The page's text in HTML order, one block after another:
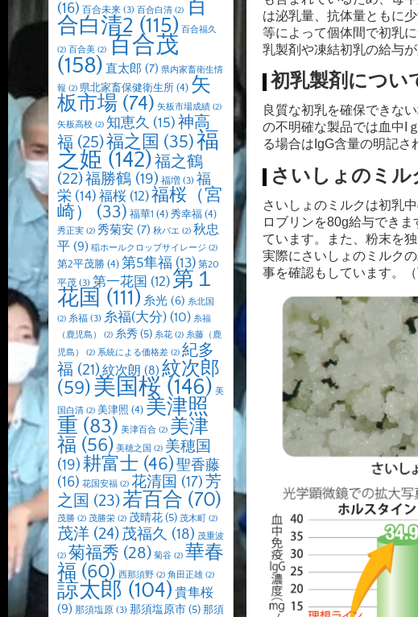
は泌乳量、抗体量ともに
等によって個体間で初乳
乳製剤や凍結初乳の給与が
初乳製剤につい
良質な初乳を確保できな
の不明確な製品では血中I
る場合はIgG含量の明記さ
さいしょのミル
さいしょのミルクは初乳
ロブリンを80g給与できま
ています。
また、 粉末を
実際にさいしょのミルク
事を確認もしています。（
(16) 百合未来 (3) 百合白清 (2) 百
合白清2 (115) 百合福久
(2) 百合美 (2)
百合茂
(158) 直太郎 (7) 県内家畜衛生情
報 (2) 県北家畜保健衛生所 (4) 矢
板市場 (74) 矢板市場成績 (2)
矢板高校 (2) 知恵久 (15) 神高
福 (25)福之国 (35)福
之姫 (142)福之鶴
(22)福勝鶴 (19) 福増 (3) 福
栄 (14) 福桜 (12)福桜（宮
崎）
(33) 福華1 (4) 秀幸福 (4)
秀正実 (2) 秀菊安 (7) 秋バエ (2) 秋忠
平 (9) 稲ホールクロップサイレージ (2)
第2平茂勝 (4) 第5隼福 (13) 第20
平茂 (3) 第一花国 (12) 第１
花国 (111) 糸光 (6) 糸北国
(2) 糸福 (3) 糸福(大分) (10) 糸福
（鹿児島）
(2) 糸秀 (5) 糸花 (2) 糸藤（鹿
児島）
(2) 系統による価格差 (2) 紀多
福 (21) 紋次朗 (8) 紋次郎
(59)美国桜 (146) 美
国白清 (2) 美津照 (4) 美津照
重 (83) 美津百合 (2) 美津
福 (56) 美穂之国 (2) 美穂国
(19)耕富士 (46)聖香藤
(16) 花国安福 (2) 花清国 (17)芳
之国 (23)若百合 (70)
茂勝 (2) 茂勝栄 (2) 茂晴花(5) 茂木町 (2)
茂洋 (24)茂福久 (18) 茂重波
(2) 菊福秀 (28) 菊谷 (2) 華春
福 (60) 西那須野 (2) 角田正雄 (2)
諒太郎 (104) 貴隼桜
(9) 那須塩原 (3) 那須塩原市(5) 那須